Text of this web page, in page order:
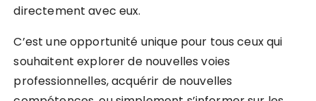
directement avec eux.
C’est une opportunité unique pour tous ceux qui
souhaitent explorer de nouvelles voies
professionnelles, acquérir de nouvelles